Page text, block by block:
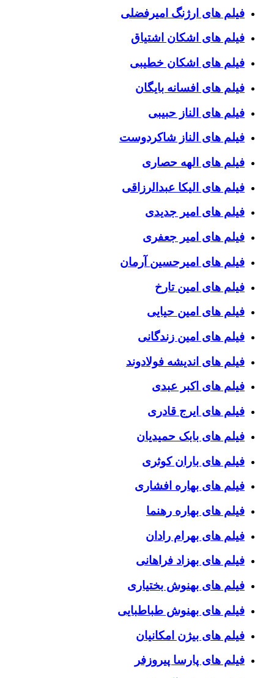
فیلم های ارژنگ امیرفضلی
فیلم های اشکان اشتیاق
فیلم های اشکان خطیبی
فیلم های افسانه بایگان
فیلم های الناز حبیبی
فیلم های الناز شاکردوست
فیلم های الهه حصاری
فیلم های الیکا عبدالرزاقی
فیلم های امیر جدیدی
فیلم های امیر جعفری
فیلم های امیرحسین آرمان
فیلم های امین تارخ
فیلم های امین حیایی
فیلم های امین زندگانی
فیلم های اندیشه فولادوند
فیلم های اکبر عبدی
فیلم های ایرج قادری
فیلم های بابک حمیدیان
فیلم های باران کوثری
فیلم های بهاره افشاری
فیلم های بهاره رهنما
فیلم های بهرام رادان
فیلم های بهزاد فراهانی
فیلم های بهنوش بختیاری
فیلم های بهنوش طباطبایی
فیلم های بیژن امکانیان
فیلم های پارسا پیروزفر